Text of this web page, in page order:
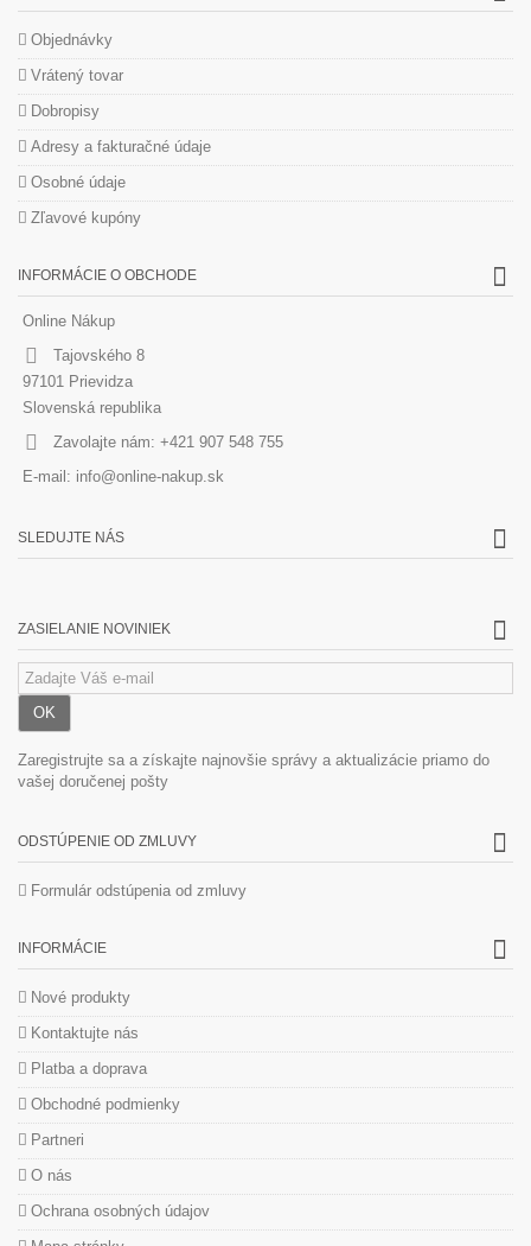
Objednávky
Vrátený tovar
Dobropisy
Adresy a fakturačné údaje
Osobné údaje
Zľavové kupóny
INFORMÁCIE O OBCHODE
Online Nákup
Tajovského 8
97101 Prievidza
Slovenská republika
Zavolajte nám: +421 907 548 755
E-mail: info@online-nakup.sk
SLEDUJTE NÁS
ZASIELANIE NOVINIEK
OK
Zaregistrujte sa a získajte najnovšie správy a aktualizácie priamo do
vašej doručenej pošty
ODSTÚPENIE OD ZMLUVY
Formulár odstúpenia od zmluvy
INFORMÁCIE
Nové produkty
Kontaktujte nás
Platba a doprava
Obchodné podmienky
Partneri
O nás
Ochrana osobných údajov